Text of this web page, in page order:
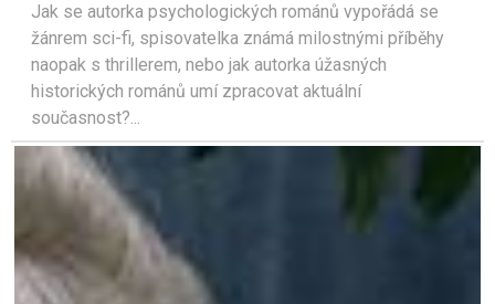
Jak se autorka psychologických románů vypořádá se
žánrem sci-fi, spisovatelka známá milostnými příběhy
naopak s thrillerem, nebo jak autorka úžasných
historických románů umí zpracovat aktuální
současnost?...